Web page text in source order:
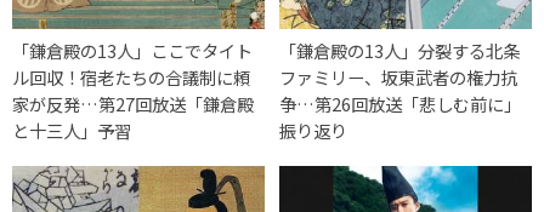
「鎌倉殿の13人」ここでタイト
ル回収！宿老たちの合議制に頼
家が反発…第27回放送「鎌倉殿
と十三人」予習
「鎌倉殿の13人」分裂する北条
ファミリー、坂東武者の権力抗
争…第26回放送「悲しむ前に」
振り返り